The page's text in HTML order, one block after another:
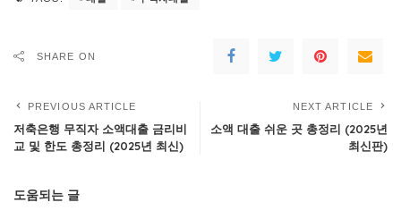
SHARE ON
PREVIOUS ARTICLE
저축은행 무직자 소액대출 금리비
교 및 한도 총정리 (2025년 최신)
NEXT ARTICLE
소액 대출 쉬운 곳 총정리 (2025년
최신판)
도움되는 글